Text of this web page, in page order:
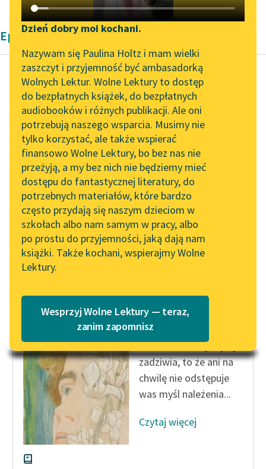
Katalog DAISY
Podkasty o książkach
Zgłoś brak utworu
Aktualności
Spotkanie z Katarzyną
Tunkiel w Oslo
Wolne Lektury na 32.
Pol’and’Rock Festivalu
„Kochanek Lady
Chatterley” do słuchania
na Wolnych Lekturach
Nowy audiobook –
„Marzenie o Oriencie”
Sophie Elkan
Kolekcja Nadwyraz.com x
Wolne Lektury – idealna na
Lektury szkolne i klasyka
literatury do słuchania dla
uczennic i uczniów z
niepełnosprawnościami
E-kolekcja lektur
szkolnych i literatury do
słuchania dla uczennic i
uczniów z
Narzędzia
Mapa Wolnych Lektur
Leśmianator
Przewodnik dla piszących i
czytających
API
OAI-PMH
Widget Wolnych Lektur
Przypisy
Katalog w formacie PDF
Dzień dobry moi kochani.
Nazywam się Paulina Holtz i mam wielki
zaszczyt i przyjemność być ambasadorką
Wolnych Lektur. Wolne Lektury to dostęp
do bezpłatnych książek, do bezpłatnych
audiobooków i różnych publikacji. Ale oni
potrzebują naszego wsparcia. Musimy nie
tylko korzystać, ale także wspierać
finansowo Wolne Lektury, bo bez nas nie
przeżyją, a my bez nich nie będziemy mieć
dostępu do fantastycznej literatury, do
potrzebnych materiałów, które bardzo
często przydają się naszym dzieciom w
szkołach albo nam samym w pracy, albo
po prostu do przyjemności, jaką dają nam
książki. Także kochani, wspierajmy Wolne
Lektury.
Wesprzyj Wolne Lektury — teraz,
zanim zapomnisz
Epika Zofii Urbanowskiej
Zofia Urbanowska
Księżniczka
Jak zresztą nie miało
być tłumno, kiedy
prawie nikt stamtąd
nie odszedł
niezadowolony, jak to...
Czytaj więcej
Księżniczka
Co mnie zaś najwięcej
zadziwia, to że ani na
chwilę nie odstępuje
was myśl należenia...
Czytaj więcej